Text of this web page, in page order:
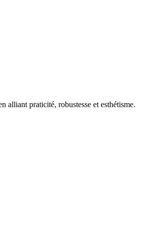
alliant praticité, robustesse et esthétisme.